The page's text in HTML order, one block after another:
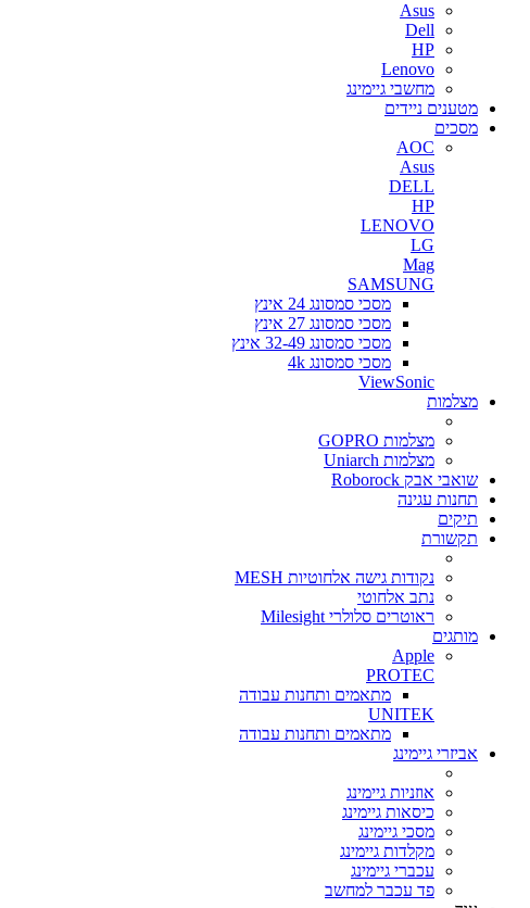
Asus
Dell
HP
Lenovo
מחשבי גיימינג
מטענים ניידים
מסכים
AOC
Asus
DELL
HP
LENOVO
LG
Mag
SAMSUNG
מסכי סמסונג 24 אינץ
מסכי סמסונג 27 אינץ
מסכי סמסונג 32-49 אינץ
מסכי סמסונג 4k
ViewSonic
מצלמות
מצלמות GOPRO
מצלמות Uniarch
שואבי אבק Roborock
תחנות עגינה
תיקים
תקשורת
נקודות גישה אלחוטיות MESH
נתב אלחוטי
ראוטרים סלולרי Milesight
מותגים
Apple
PROTEC
מתאמים ותחנות עבודה
UNITEK
מתאמים ותחנות עבודה
אביזרי גיימינג
אוזניות גיימינג
כיסאות גיימינג
מסכי גיימינג
מקלדות גיימינג
עכברי גיימינג
פד עכבר למחשב